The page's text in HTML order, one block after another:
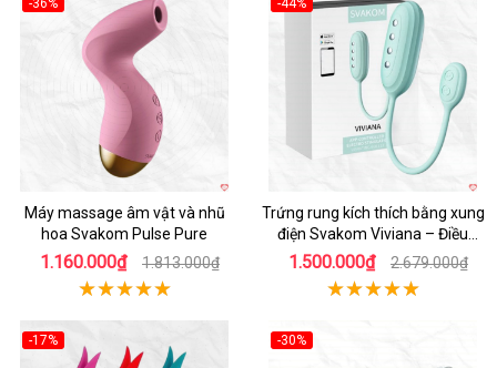
-36%
Máy massage âm vật và nhũ
hoa Svakom Pulse Pure
1.160.000₫ 1.813.000₫
-44%
Trứng rung kích thích bằng xung
điện Svakom Viviana – Điều
khiển xa qua App
1.500.000₫ 2.679.000₫
-17%
-30%